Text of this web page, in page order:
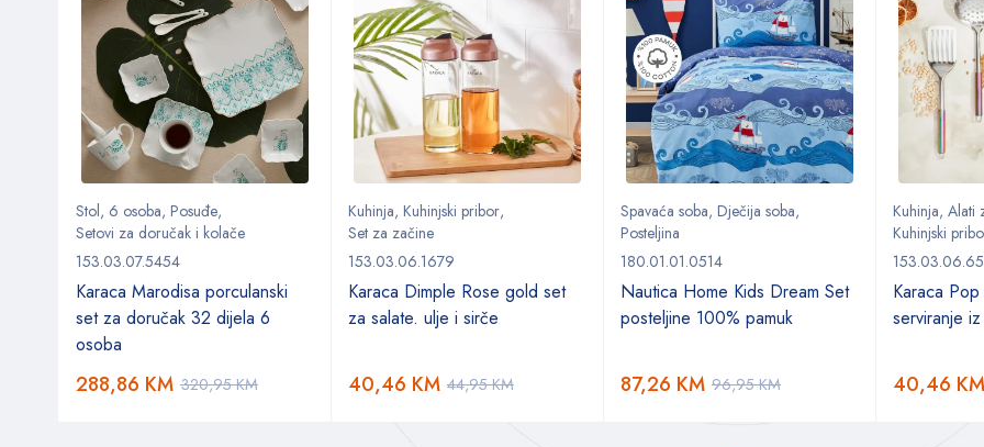
Stol, 6 osoba, Posuđe,
Setovi za doručak i kolače
153.03.07.5454
Karaca Marodisa porculanski
set za doručak 32 dijela 6
osoba
320,95KM
288,86 KM
Kuhinja, Kuhinjski pribor,
Set za začine
153.03.06.1679
Karaca Dimple Rose gold set
za salate. ulje i sirče
44,95KM
40,46 KM
Spavaća soba, Dječija soba,
Posteljina
180.01.01.0514
Nautica Home Kids Dream Set
posteljine 100% pamuk
96,95KM
87,26 KM
Kuhinja, Alati
Kuhinjski
Karaca
serviranje
40,46 KM